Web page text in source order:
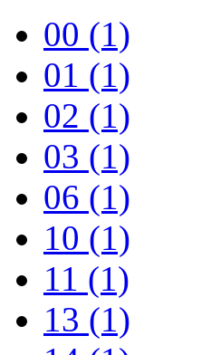
00 (1)
01 (1)
02 (1)
03 (1)
06 (1)
10 (1)
11 (1)
13 (1)